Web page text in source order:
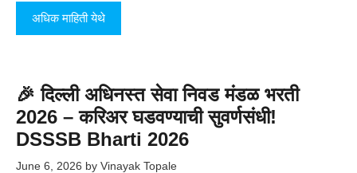
अधिक माहिती येथे
🎉 दिल्ली अधिनस्त सेवा निवड मंडळ भरती
2026 – करिअर घडवण्याची सुवर्णसंधी!
DSSSB Bharti 2026
June 6, 2026 by Vinayak Topale